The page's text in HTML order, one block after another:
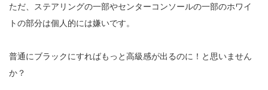
ただ、ステアリングの一部やセンターコンソールの一部のホワイ
トの部分は個人的には嫌いです。
普通にブラックにすればもっと高級感が出るのに！と思いません
か？